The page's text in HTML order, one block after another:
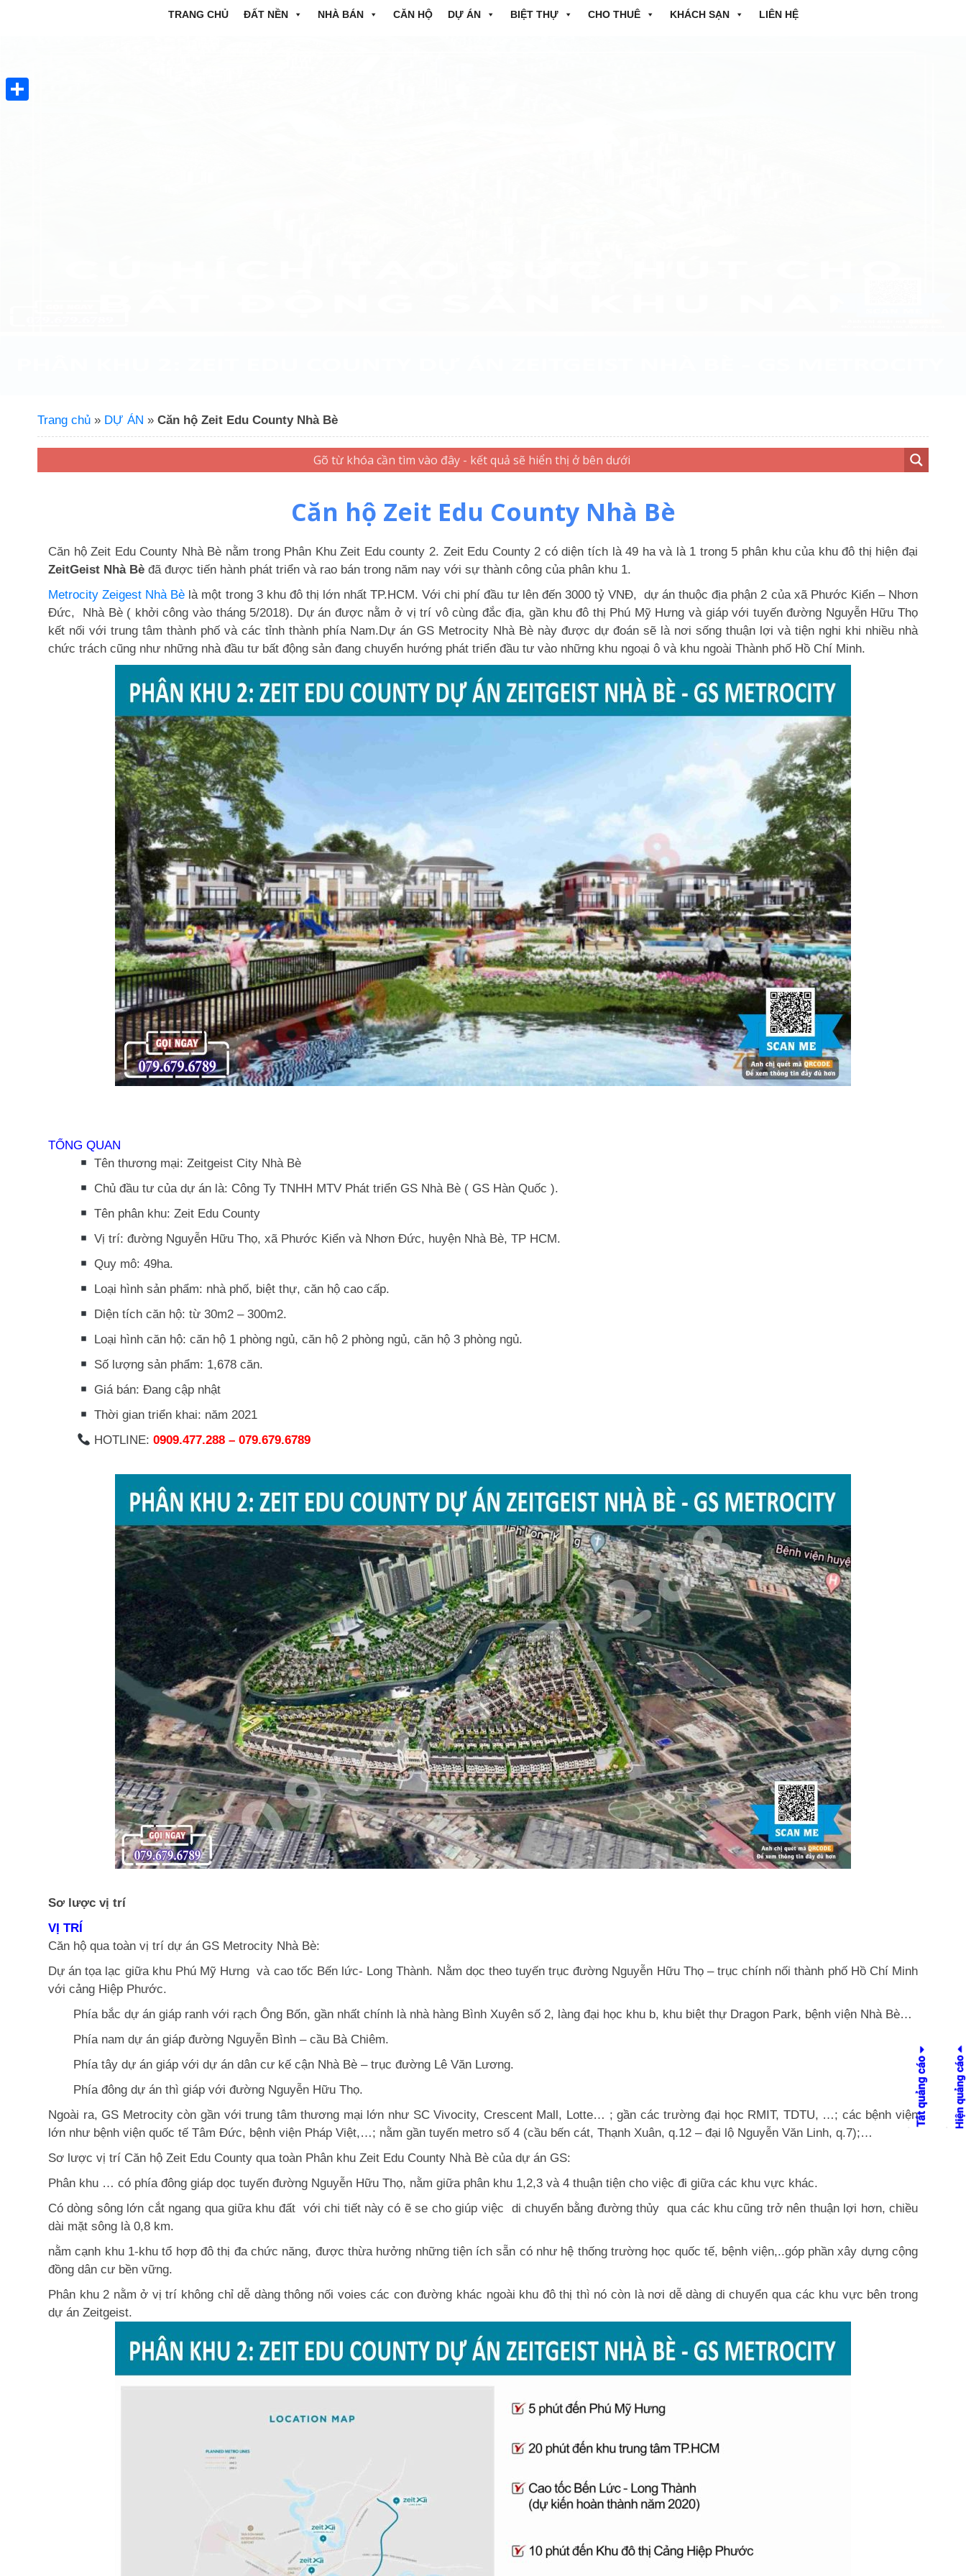
TRANG CHỦ ĐẤT NỀN NHÀ BÁN CĂN HỘ DỰ ÁN BIỆT THỰ CHO THUÊ KHÁCH SẠN LIÊN HỆ
Trang chủ » DỰ ÁN » Căn hộ Zeit Edu County Nhà Bè
Căn hộ Zeit Edu County Nhà Bè
Căn hộ Zeit Edu County Nhà Bè nằm trong Phân Khu Zeit Edu county 2. Zeit Edu County 2 có diện tích là 49 ha và là 1 trong 5 phân khu của khu đô thị hiện đại
ZeitGeist Nhà Bè đã được tiến hành phát triển và rao bán trong năm nay với sự thành công của phân khu 1.
Metrocity Zeigest Nhà Bè là một trong 3 khu đô thị lớn nhất TP.HCM. Với chi phí đầu tư lên đến 3000 tỷ VNĐ, dự án thuộc địa phận 2 của xã Phước Kiển – Nhơn
Đức, Nhà Bè ( khởi công vào tháng 5/2018). Dự án được nằm ở vị trí vô cùng đắc địa, gần khu đô thị Phú Mỹ Hưng và giáp với tuyến đường Nguyễn Hữu Thọ
kết nối với trung tâm thành phố và các tỉnh thành phía Nam.Dự án GS Metrocity Nhà Bè này được dự đoán sẽ là nơi sống thuận lợi và tiện nghi khi nhiều nhà
chức trách cũng như những nhà đầu tư bất động sản đang chuyển hướng phát triển đầu tư vào những khu ngoại ô và khu ngoài Thành phố Hồ Chí Minh.
TỔNG QUAN
Tên thương mại:Zeitgeist City Nhà Bè
Chủ đầu tư của dự án là: Công Ty TNHH MTV Phát triển GS Nhà Bè ( GS Hàn Quốc ).
Tên phân khu:Zeit Edu County
Vị trí: đường Nguyễn Hữu Thọ, xã Phước Kiển và Nhơn Đức, huyện Nhà Bè, TP HCM.
Quy mô: 49ha.
Loại hình sản phẩm: nhà phố, biệt thự, căn hộ cao cấp.
Diện tích căn hộ: từ 30m2 – 300m2.
Loại hình căn hộ: căn hộ 1 phòng ngủ, căn hộ 2 phòng ngủ, căn hộ 3 phòng ngủ.
Số lượng sản phẩm: 1,678 căn.
Giá bán: Đang cập nhật
Thời gian triển khai: năm 2021
HOTLINE:0909.477.288 – 079.679.6789
Sơ lược vị trí
VỊ TRÍ
Căn hộ qua toàn vị trí dự án GS Metrocity Nhà Bè:
Dự án tọa lạc giữa khu Phú Mỹ Hưng và cao tốc Bến lức- Long Thành. Nằm dọc theo tuyến trục đường Nguyễn Hữu Thọ – trục chính nối thành phố Hồ Chí Minh
với cảng Hiệp Phước.
Phía bắc dự án giáp ranh với rạch Ông Bốn, gần nhất chính là nhà hàng Bình Xuyên số 2, làng đại học khu b, khu biệt thự Dragon Park, bệnh viện Nhà Bè…
Phía nam dự án giáp đường Nguyễn Bình – cầu Bà Chiêm.
Phía tây dự án giáp với dự án dân cư kế cận Nhà Bè – trục đường Lê Văn Lương.
Phía đông dự án thì giáp với đường Nguyễn Hữu Thọ.
Ngoài ra, GS Metrocitycòn gần với trung tâm thương mại lớn như SC Vivocity, Crescent Mall, Lotte… ; gần các trường đại học RMIT, TDTU, …; các bệnh viện
lớn như bệnh viện quốc tế Tâm Đức, bệnh viện Pháp Việt,…; nằm gần tuyến metro số 4 (cầu bến cát, Thạnh Xuân, q.12 – đại lộ Nguyễn Văn Linh, q.7);…
Sơ lược vị trí Căn hộ Zeit Edu County qua toàn Phân khu Zeit Edu County Nhà Bè của dự án GS:
Phân khu … có phía đông giáp dọc tuyến đường Nguyễn Hữu Thọ, nằm giữa phân khu 1,2,3 và 4 thuận tiện cho việc đi giữa các khu vực khác.
Có dòng sông lớn cắt ngang qua giữa khu đất với chi tiết này có ẽ se cho giúp việc di chuyển bằng đường thủy qua các khu cũng trở nên thuận lợi hơn, chiều
dài mặt sông là 0,8 km.
nằm cạnh khu 1-khu tổ hợp đô thị đa chức năng, được thừa hưởng những tiện ích sẵn có như hệ thống trường học quốc tế, bệnh viện,..góp phần xây dựng cộng
đồng dân cư bền vững.
Phân khu 2 nằm ở vị trí không chỉ dễ dàng thông nối voies các con đường khác ngoài khu đô thị thì nó còn là nơi dễ dàng di chuyển qua các khu vực bên trong
dự án Zeitgeist.